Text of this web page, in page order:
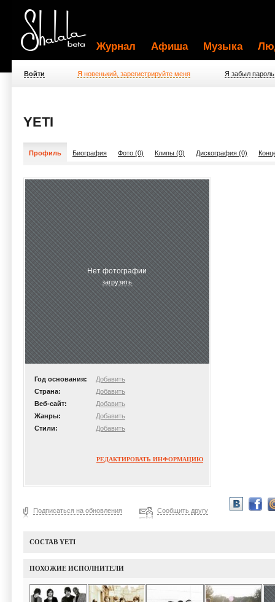
Журнал Афиша Музыка
Войти Я новенький, зарегистрируйте меня Я забыл пароль
YETI
Профиль Биография Фото (0) Клипы (0) Дискография (0)
Нет фотографии
загрузить
Год основания:
Добавить
Страна:
Добавить
Веб-сайт:
Добавить
Жанры:
Добавить
Стили:
Добавить
РЕДАКТИРОВАТЬ ИНФОРМАЦИЮ
Подписаться на обновления Сообщить другу
СОСТАВ YETI
ПОХОЖИЕ ИСПОЛНИТЕЛИ